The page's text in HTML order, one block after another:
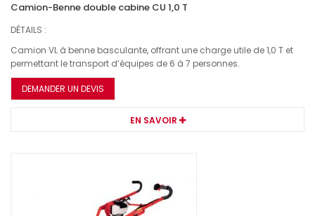
Camion-Benne double cabine CU 1,0 T
DÉTAILS :
Camion VL à benne basculante, offrant une charge utile de 1,0 T et
permettant le transport d’équipes de 6 à 7 personnes.
DEMANDER UN DEVIS
EN SAVOIR